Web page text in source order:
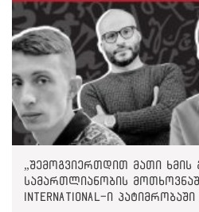
„შემოგვიერთდით მათი ხმის
სამართლიანობის
International-ი